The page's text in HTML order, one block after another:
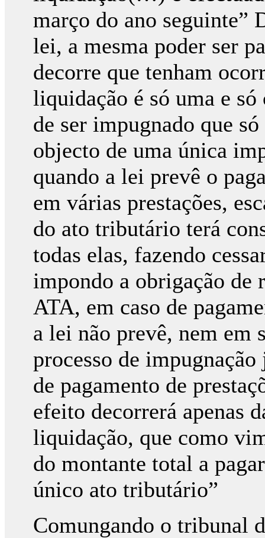
março do ano seguinte”
lei, a mesma poder ser
decorre que tenham
liquidação é só uma e
de ser impugnado que
objecto de uma única
quando a lei prevê o
em várias prestações,
do ato tributário terá
todas elas, fazendo
impondo a obrigação de
ATA, em caso de
a lei não prevê, nem em
processo de
de pagamento de
efeito decorrerá apenas
liquidação, que como
do montante total a
único ato tributário”
Comungando o tribunal